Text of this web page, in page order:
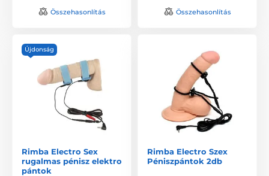
Összehasonlítás Összehasonlítás
Újdonság
Rimba Electro Sex
rugalmas pénisz elektro
pántok
Rimba Electro Szex
Péniszpántok 2db